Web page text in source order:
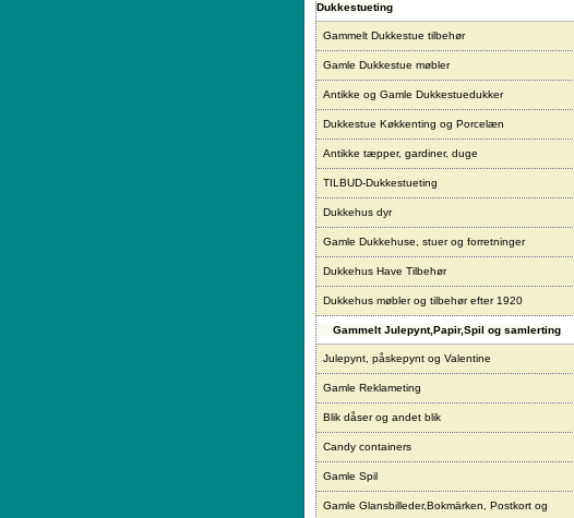
Dukkestueting
Gammelt Dukkestue tilbehør
Gamle Dukkestue møbler
Antikke og Gamle Dukkestuedukker
Dukkestue Køkkenting og Porcelæn
Antikke tæpper, gardiner, duge
TILBUD-Dukkestueting
Dukkehus dyr
Gamle Dukkehuse, stuer og forretninger
Dukkehus Have Tilbehør
Dukkehus møbler og tilbehør efter 1920
Gammelt Julepynt,Papir,Spil og samlerting
Julepynt, påskepynt og Valentine
Gamle Reklameting
Blik dåser og andet blik
Candy containers
Gamle Spil
Gamle Glansbilleder,Bokmärken, Postkort og